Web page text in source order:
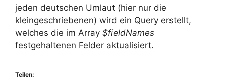
jeden deutschen Umlaut (hier nur die
kleingeschriebenen) wird ein Query erstellt,
welches die im Array $fieldNames
festgehaltenen Felder aktualisiert.
Teilen: